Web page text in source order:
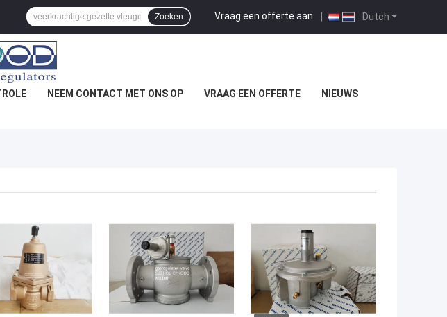
Dutch
Vraag een offerte aan |
Zoeken
NEEM CONTACT MET ONS OP VRAAG EEN OFFERTE NIEUWS